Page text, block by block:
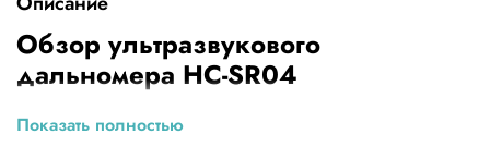
Обзор ультразвукового
дальномера HC-SR04
Датчики расстояния являются неотъемлемой частью
любого робота. Ультразвуковой дальномер модуль HC-
Показать полностью